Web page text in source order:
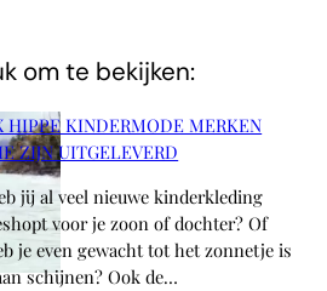
om te bekijken:
HIPPE KINDERMODE MERKEN
ZIJN UITGELEVERD
jij al veel nieuwe kinderkleding
voor je zoon of dochter? Of
je even gewacht tot het zonnetje is
schijnen? Ook de…